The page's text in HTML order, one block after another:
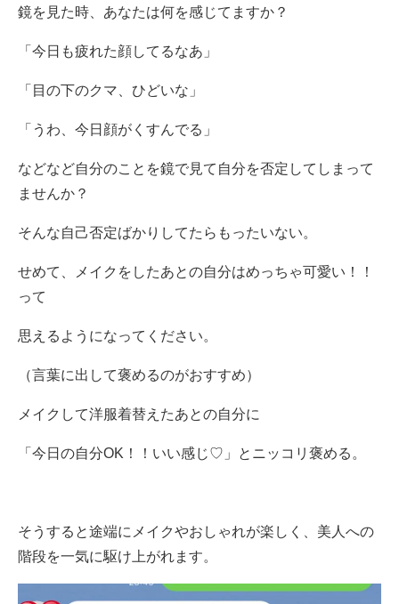
鏡を見た時、あなたは何を感じてますか？
「今日も疲れた顔してるなあ」
「目の下のクマ、ひどいな」
「うわ、今日顔がくすんでる」
などなど自分のことを鏡で見て自分を否定してしまって
ませんか？
そんな自己否定ばかりしてたらもったいない。
せめて、メイクをしたあとの自分はめっちゃ可愛い！！
って
思えるようになってください。
（言葉に出して褒めるのがおすすめ）
メイクして洋服着替えたあとの自分に
「今日の自分OK！！いい感じ♡」とニッコリ褒める。
そうすると途端にメイクやおしゃれが楽しく、美人への
階段を一気に駆け上がれます。